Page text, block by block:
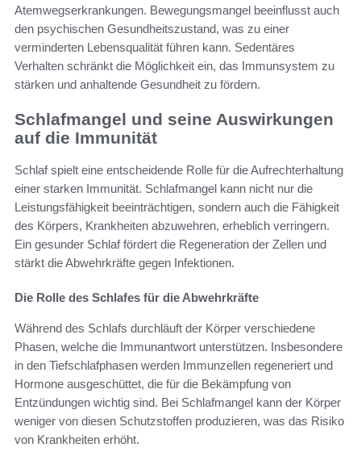
Atemwegserkrankungen. Bewegungsmangel beeinflusst auch
den psychischen Gesundheitszustand, was zu einer
verminderten Lebensqualität führen kann. Sedentäres
Verhalten schränkt die Möglichkeit ein, das Immunsystem zu
stärken und anhaltende Gesundheit zu fördern.
Schlafmangel und seine Auswirkungen
auf die Immunität
Schlaf spielt eine entscheidende Rolle für die Aufrechterhaltung
einer starken Immunität. Schlafmangel kann nicht nur die
Leistungsfähigkeit beeinträchtigen, sondern auch die Fähigkeit
des Körpers, Krankheiten abzuwehren, erheblich verringern.
Ein gesunder Schlaf fördert die Regeneration der Zellen und
stärkt die Abwehrkräfte gegen Infektionen.
Die Rolle des Schlafes für die Abwehrkräfte
Während des Schlafs durchläuft der Körper verschiedene
Phasen, welche die Immunantwort unterstützen. Insbesondere
in den Tiefschlafphasen werden Immunzellen regeneriert und
Hormone ausgeschüttet, die für die Bekämpfung von
Entzündungen wichtig sind. Bei Schlafmangel kann der Körper
weniger von diesen Schutzstoffen produzieren, was das Risiko
von Krankheiten erhöht.